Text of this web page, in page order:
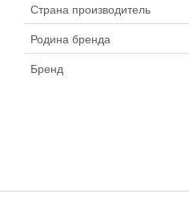
Страна производитель
Родина бренда
Бренд